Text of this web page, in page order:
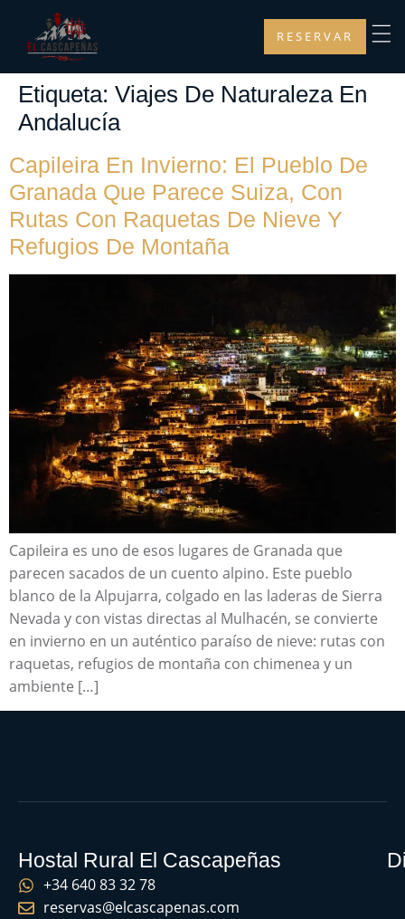
RESERVAR
Etiqueta: Viajes De Naturaleza En
Andalucía
Capileira En Invierno: El Pueblo De
Granada Que Parece Suiza, Con
Rutas Con Raquetas De Nieve Y
Refugios De Montaña
Capileira es uno de esos lugares de Granada que
parecen sacados de un cuento alpino. Este pueblo
blanco de la Alpujarra, colgado en las laderas de Sierra
Nevada y con vistas directas al Mulhacén, se convierte
en invierno en un auténtico paraíso de nieve: rutas con
raquetas, refugios de montaña con chimenea y un
ambiente […]
Hostal Rural El Cascapeñas
+34 640 83 32 78
reservas@elcascapenas.com